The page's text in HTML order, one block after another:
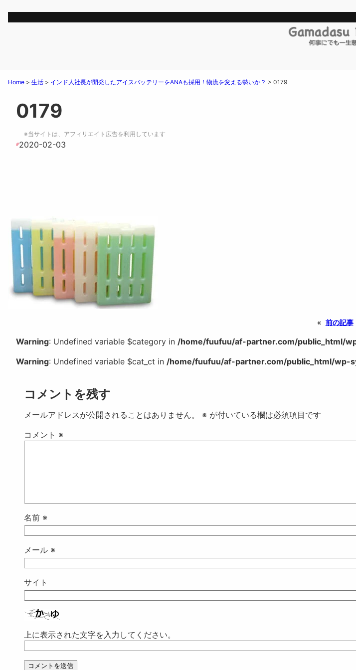
Home > 生活 > インド人社長が開発したアイスバッテリーをANAも採用！物流を変える勢いか？ > 0179
0179
※当サイトは、アフィリエイト広告を利用しています
#2020-02-03
« 前の記事
Warning: Undefined variable $category in /home/fuufuu/af-partner.com/public_html/
Warning: Undefined variable $cat_ct in /home/fuufuu/af-partner.com/public_html/
コメントを残す
メールアドレスが公開されることはありません。 ※ が付いている欄は必須項目です
コメント ※
名前 ※
メール ※
サイト
上に表示された文字を入力してください。